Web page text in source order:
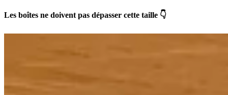
Les boîtes ne doivent pas dépasser cette taille 👇